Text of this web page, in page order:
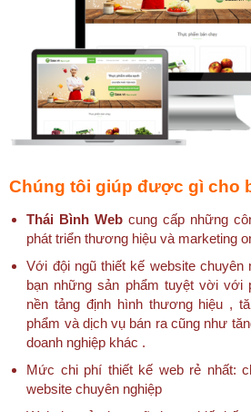
Chúng tôi giúp được gì cho
Thái Bình Web cung cấp những
phát triển thương hiệu và marketing
Với đội ngũ thiết kế website chuyên
bạn những sản phẩm tuyệt vời với
nền tảng định hình thương hiệu ,
phẩm và dịch vụ bán ra cũng như
doanh nghiệp khác .
Mức chi phí thiết kế web rẻ nhất:
website chuyên nghiệp